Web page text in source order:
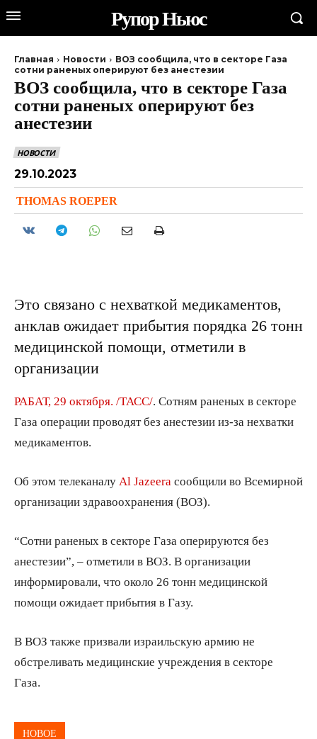
Рупор Ньюс
Главная Новости
ВОЗ сообщила, что в секторе Газа
сотни раненых оперируют без анестезии
ВОЗ сообщила, что в секторе Газа
сотни раненых оперируют без
анестезии
НОВОСТИ
29.10.2023
THOMAS ROEPER
Это связано с нехваткой медикаментов,
анклав ожидает прибытия порядка 26 тонн
медицинской помощи, отметили в
организации
РАБАТ, 29 октября. /ТАСС/ . Сотням раненых в секторе
Газа операции проводят без анестезии из-за нехватки
медикаментов.
Об этом телеканалу Al Jazeera сообщили во Всемирной
организации здравоохранения (ВОЗ).
“Сотни раненых в секторе Газа оперируются без
анестезии”, – отметили в ВОЗ. В организации
информировали, что около 26 тонн медицинской
помощи ожидает прибытия в Газу.
В ВОЗ также призвали израильскую армию не
обстреливать медицинские учреждения в секторе
Газа.
НОВОЕ